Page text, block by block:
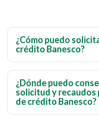
¿Cómo puedo
crédito Banesco?
Si eres cliente Banesco
crédito Visa o
Banca por Internet >
Crédito. Accede con el
utilizas para
¿Dónde puedo
solicitud y
de crédito Banesco?